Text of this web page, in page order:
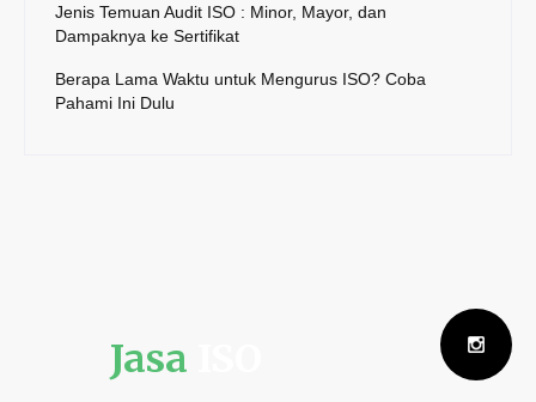
Jenis Temuan Audit ISO : Minor, Mayor, dan
Dampaknya ke Sertifikat
Berapa Lama Waktu untuk Mengurus ISO? Coba
Pahami Ini Dulu
Jasa